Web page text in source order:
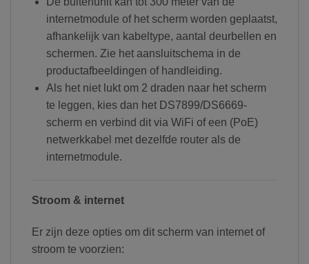
internetmodule of het scherm worden geplaatst,
afhankelijk van kabeltype, aantal deurbellen en
schermen. Zie het aansluitschema in de
productafbeeldingen of handleiding.
Als het niet lukt om 2 draden naar het scherm
te leggen, kies dan het DS7899/DS6669-
scherm en verbind dit via WiFi of een (PoE)
netwerkkabel met dezelfde router als de
internetmodule.
Stroom & internet
Er zijn deze opties om dit scherm van internet of
stroom te voorzien: